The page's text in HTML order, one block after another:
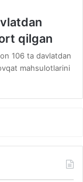
qilgan
106 ta davlatdan
mahsulotlarini